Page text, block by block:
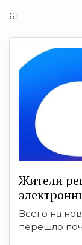
6+
Жители
Всего на
перешло